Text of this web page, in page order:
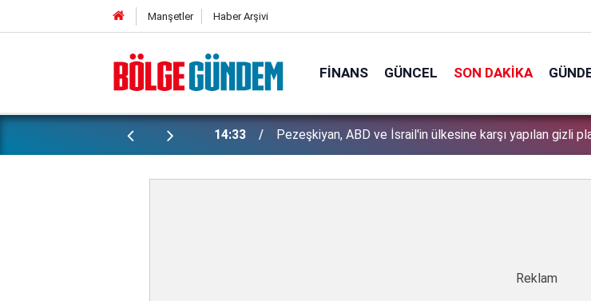
Manşetler Haber Arşivi
FINANS GÜNCEL SON DAKIKA
yapılan gizli planları deşifre etti! 13:29
Bakan Gürlek tek tek açıkladı: Çerçeve yasa'dan kimler
İşte detaylar...